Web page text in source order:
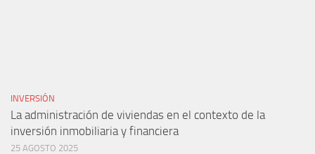
INVERSIÓN
La administración de viviendas en el contexto de la
inversión inmobiliaria y financiera
25 AGOSTO 2025